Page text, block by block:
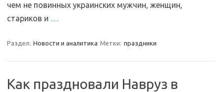
чем не повинных украинских мужчин, женщин,
стариков и …
Раздел: Новости и аналитика Метки: праздники
Как праздновали Навруз в